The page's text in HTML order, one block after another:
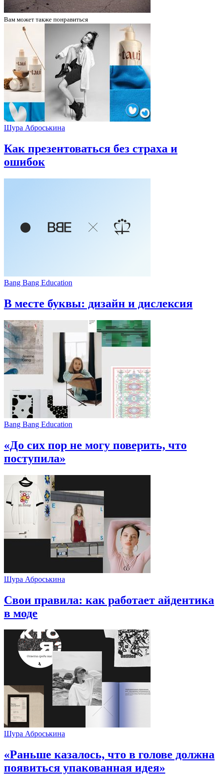
Вам может также понравиться
Шура Аброськина
Как презентоваться без страха и
ошибок
Bang Bang Education
В месте буквы: дизайн и дислексия
Bang Bang Education
«До сих пор не могу поверить, что
поступила»
Шура Аброськина
Свои правила: как работает айдентика
в моде
Шура Аброськина
«Раньше казалось, что в голове должна
появиться упакованная идея»